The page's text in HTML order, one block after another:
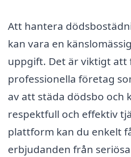
Att hantera
kan vara en
uppgift. Det är viktigt att
professionella företag
av att städa dödsbo och
respektfull och effektiv
plattform kan du enkelt
erbjudanden från